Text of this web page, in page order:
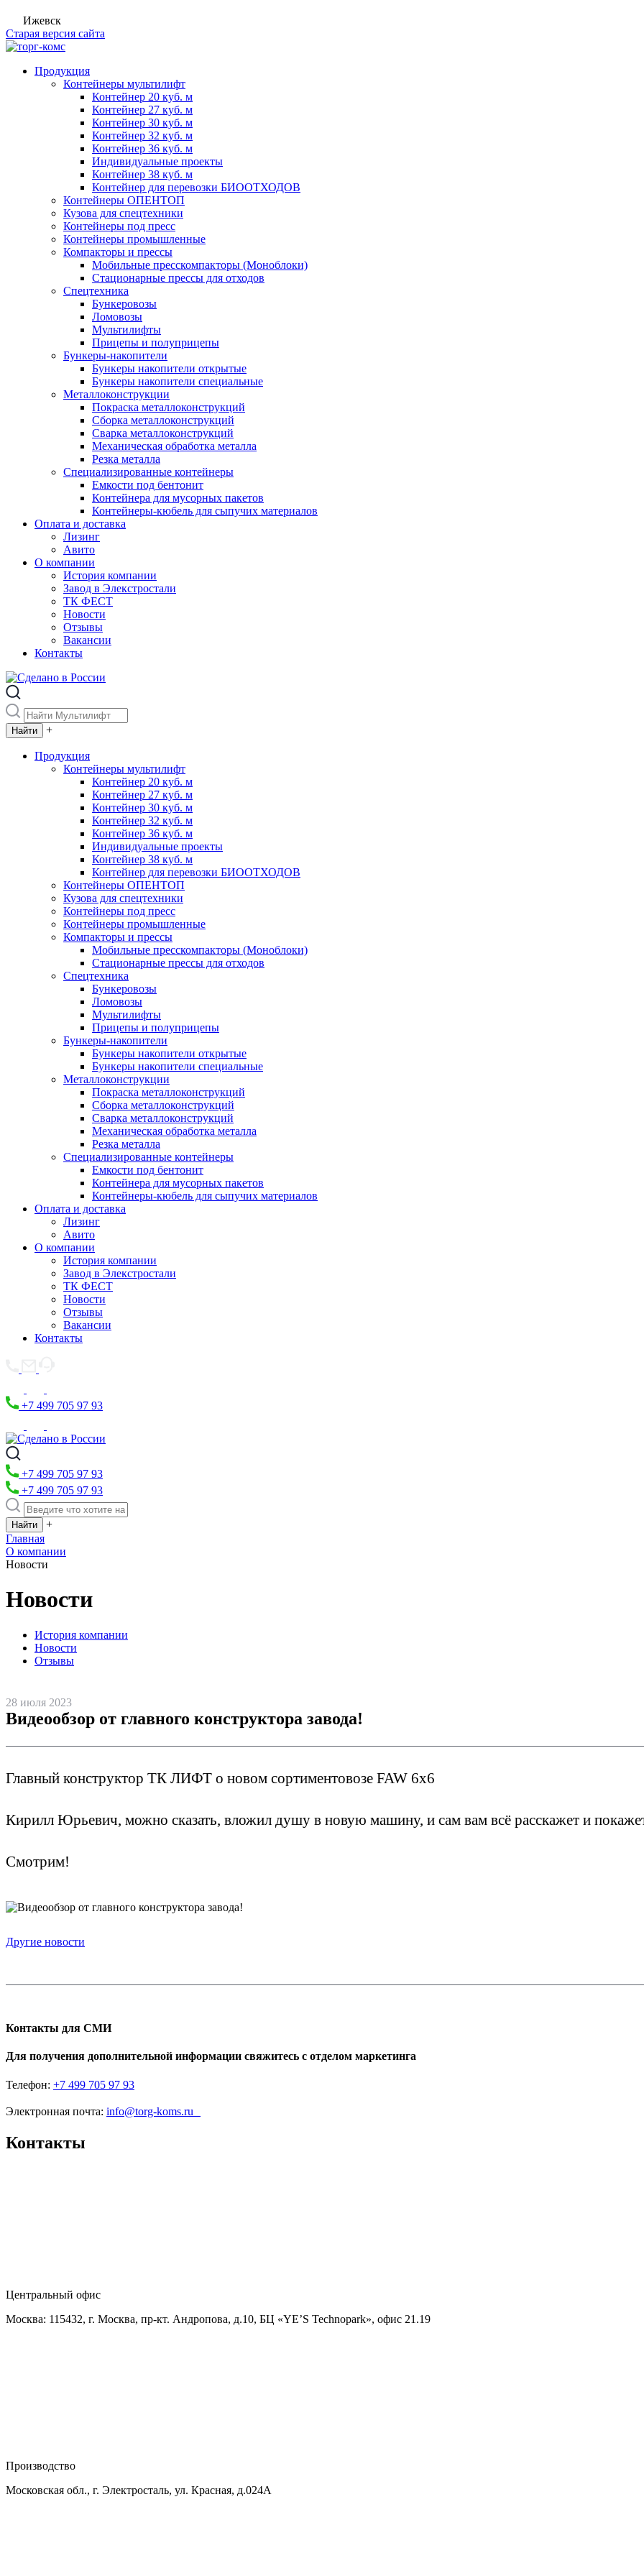
Ижевск
Старая версия сайта
Продукция
Контейнеры мультилифт
Контейнер 20 куб. м
Контейнер 27 куб. м
Контейнер 30 куб. м
Контейнер 32 куб. м
Контейнер 36 куб. м
Индивидуальные проекты
Контейнер 38 куб. м
Контейнер для перевозки БИООТХОДОВ
Контейнеры ОПЕНТОП
Кузова для спецтехники
Контейнеры под пресс
Контейнеры промышленные
Компакторы и прессы
Мобильные пресскомпакторы (Моноблоки)
Стационарные прессы для отходов
Спецтехника
Бункеровозы
Ломовозы
Мультилифты
Прицепы и полуприцепы
Бункеры-накопители
Бункеры накопители открытые
Бункеры накопители специальные
Металлоконструкции
Покраска металлоконструкций
Сборка металлоконструкций
Сварка металлоконструкций
Механическая обработка металла
Резка металла
Специализированные контейнеры
Емкости под бентонит
Контейнера для мусорных пакетов
Контейнеры-кюбель для сыпучих материалов
Оплата и доставка
Лизинг
Авито
О компании
История компании
Завод в Элекстростали
ТК ФЕСТ
Новости
Отзывы
Вакансии
Контакты
+
Продукция
Контейнеры мультилифт
Контейнер 20 куб. м
Контейнер 27 куб. м
Контейнер 30 куб. м
Контейнер 32 куб. м
Контейнер 36 куб. м
Индивидуальные проекты
Контейнер 38 куб. м
Контейнер для перевозки БИООТХОДОВ
Контейнеры ОПЕНТОП
Кузова для спецтехники
Контейнеры под пресс
Контейнеры промышленные
Компакторы и прессы
Мобильные пресскомпакторы (Моноблоки)
Стационарные прессы для отходов
Спецтехника
Бункеровозы
Ломовозы
Мультилифты
Прицепы и полуприцепы
Бункеры-накопители
Бункеры накопители открытые
Бункеры накопители специальные
Металлоконструкции
Покраска металлоконструкций
Сборка металлоконструкций
Сварка металлоконструкций
Механическая обработка металла
Резка металла
Специализированные контейнеры
Емкости под бентонит
Контейнера для мусорных пакетов
Контейнеры-кюбель для сыпучих материалов
Оплата и доставка
Лизинг
Авито
О компании
История компании
Завод в Элекстростали
ТК ФЕСТ
Новости
Отзывы
Вакансии
Контакты
+7 499 705 97 93
+7 499 705 97 93
+7 499 705 97 93
+
Главная
О компании
Новости
Новости
История компании
Новости
Отзывы
28 июля 2023
Видеообзор от главного конструктора завода!
Главный конструктор ТК ЛИФТ о новом сортиментовозе FAW 6x6
Кирилл Юрьевич, можно сказать, вложил душу в новую машину, и сам вам всё расскажет и
Смотрим!
Другие новости
Контакты для СМИ
Для получения дополнительной информации свяжитесь с отделом маркетинга
Телефон: +7 499 705 97 93
Электронная почта: info@torg-koms.ru
Контакты
Центральный офис
Москва: 115432, г. Москва, пр-кт. Андропова, д.10, БЦ «YE’S Technopark», офис 21.19
Производство
Московская обл., г. Электросталь, ул. Красная, д.024А